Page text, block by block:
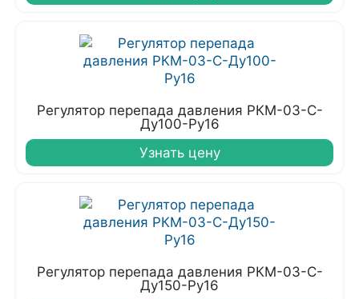
Регулятор перепада давления РКМ-03-С-
Ду100-Ру16
Узнать цену
Регулятор перепада давления РКМ-03-С-
Ду150-Ру16